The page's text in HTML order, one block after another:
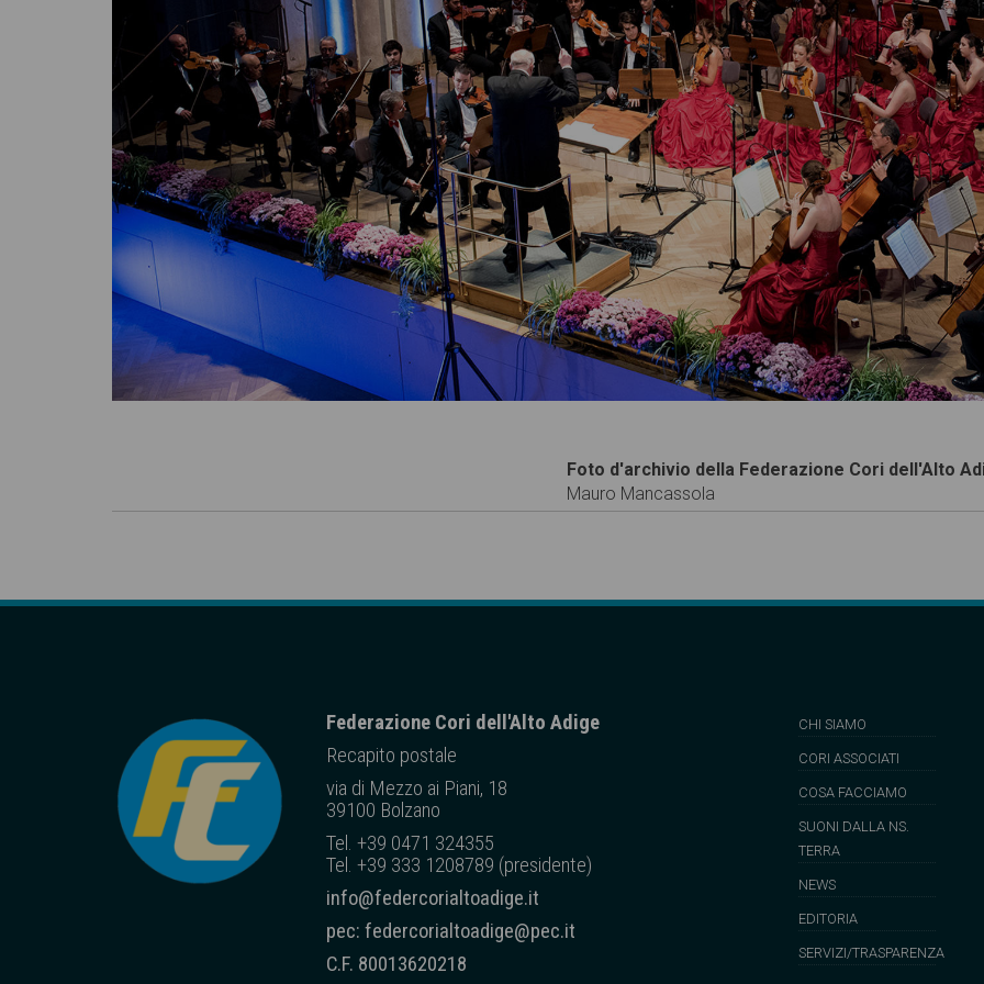
Foto d'archivio della Federazione Cori dell'Alto
Mauro Mancassola
Federazione Cori dell'Alto Adige
Recapito postale
via di Mezzo ai Piani, 18
39100 Bolzano
Tel. +39 0471 324355
Tel. +39 333 1208789 (presidente)
info@federcorialtoadige.it
pec: federcorialtoadige@pec.it
C.F. 80013620218
CHI SIAMO
CORI ASSOCIATI
COSA FACCIAMO
SUONI DALLA NS.
TERRA
NEWS
EDITORIA
SERVIZI/TRASPARENZA